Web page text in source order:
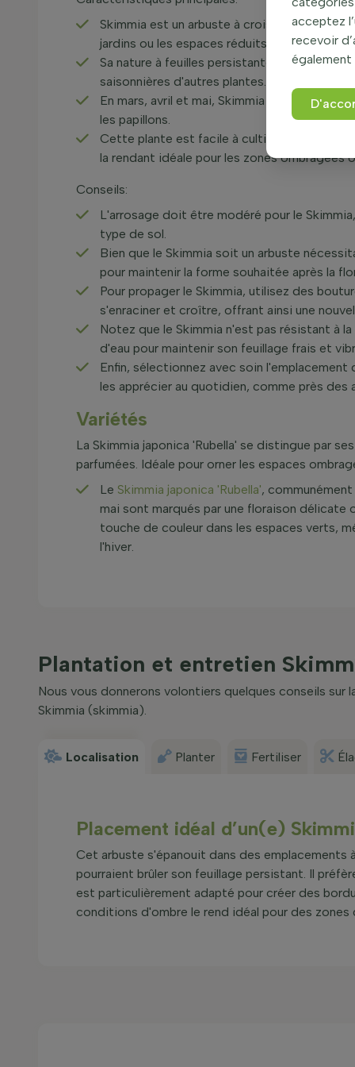
Skimmia est un arbuste à croissance
jardins ou les espaces réduits.
Sa nature à feuilles persistantes assure une
saisonnières d'autres plantes.
En mars, avril et mai, Skimmia se couvre
les papillons.
Cette plante est facile à cultiver et s'adapte
la rendant idéale pour les zones ombragées
Conseils:
L'arrosage doit être modéré pour le
type de sol.
Bien que le Skimmia soit un arbuste
pour maintenir la forme souhaitée après la
Pour propager le Skimmia, utilisez des
s'enraciner et croître, offrant ainsi une
Notez que le Skimmia n'est pas résistant à
d'eau pour maintenir son feuillage frais et
Enfin, sélectionnez avec soin
les apprécier au quotidien, comme près des
Variétés
La Skimmia japonica 'Rubella' se distingue par
parfumées. Idéale pour orner les espaces
Le Skimmia japonica 'Rubella',
mai sont marqués par une floraison
touche de couleur dans les espaces verts,
l'hiver.
Plantation et entretien
Nous vous donnerons volontiers quelques conseils
Skimmia (skimmia).
Localisation Planter Fertiliser
Placement idéal d’un(e)
Cet arbuste s'épanouit dans des
pourraient brûler son feuillage persistant. Il
est particulièrement adapté pour créer des
conditions d'ombre le rend idéal pour des
acceptez
recevoir
également